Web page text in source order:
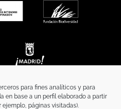
para fines analíticos y para
en base a un perfil elaborado a partir
páginas visitadas).